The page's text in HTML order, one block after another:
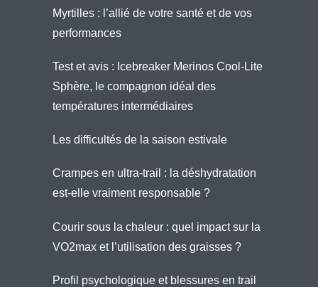
Myrtilles : l’allié de votre santé et de vos
performances
Test et avis : Icebreaker Merinos Cool-Lite
Sphère, le compagnon idéal des
températures intermédiaires
Les difficultés de la saison estivale
Crampes en ultra-trail : la déshydratation
est-elle vraiment responsable ?
Courir sous la chaleur : quel impact sur la
VO2max et l’utilisation des graisses ?
Profil psychologique et blessures en trail